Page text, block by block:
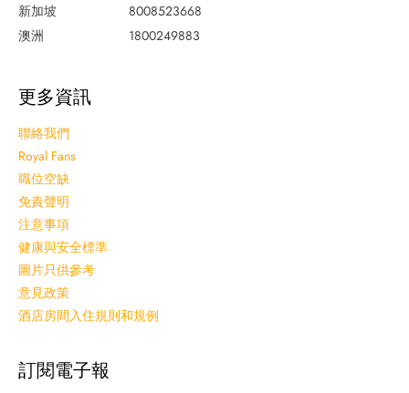
新加坡
8008523668
澳洲
1800249883
更多資訊
聯絡我們
Royal Fans
職位空缺
免責聲明
注意事項
健康與安全標準
圖片只供參考
意見政策
酒店房間入住規則和規例
訂閱電子報